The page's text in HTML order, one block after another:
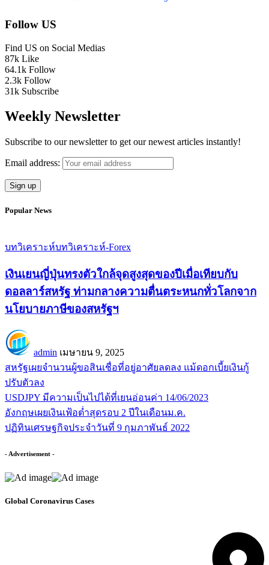
Follow US
Find US on Social Medias
87k Like
64.1k Follow
2.3k Follow
31k Subscribe
Weekly Newsletter
Subscribe to our newsletter to get our newest articles instantly!
Email address:
Popular News
บทวิเคราะห์บทวิเคราะห์-Forex
เงินเยนญี่ปุ่นทรงตัวใกล้จุดสูงสุดของปีเมื่อเทียบกับ
ดอลลาร์สหรัฐ ท่ามกลางความตื่นตระหนกทั่วโลกจาก
นโยบายภาษีของสหรัฐฯ
admin เมษายน 9, 2025
สหรัฐเผยจำนวนผู้ขอสินเชื่อที่อยู่อาศัยลดลง แม้ดอกเบี้ยเงินกู้
ปรับตัวลง
USDJPY มีความเป็นไปได้ที่เยนอ่อนค่า 14/06/2023
อังกฤษเผยเงินเฟ้อต่ำสุดรอบ 2 ปีในเดือนม.ค.
ปฏิทินเศรษฐกิจประจำวันที่ 9 กุมภาพันธ์ 2022
- Advertisement -
Global Coronavirus Cases